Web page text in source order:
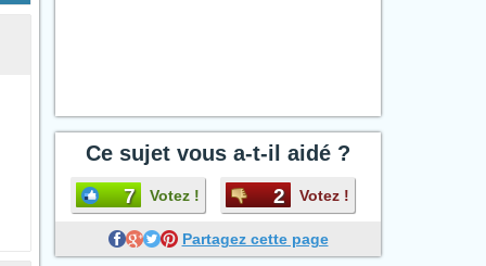
Ce sujet vous a-t-il aidé ?
7 Votez ! 2 Votez !
Partagez cette page